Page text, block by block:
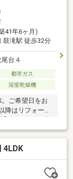
41年6ヶ月)
鼓滝駅 徒歩32分
台４
都市ガス
浴室乾燥機
ご希望日をお
降はリフォーム
ロアリ防除工事
み方や金融機関
相談くださ
350ｍ（徒歩約5
台店様まで約
4LDK